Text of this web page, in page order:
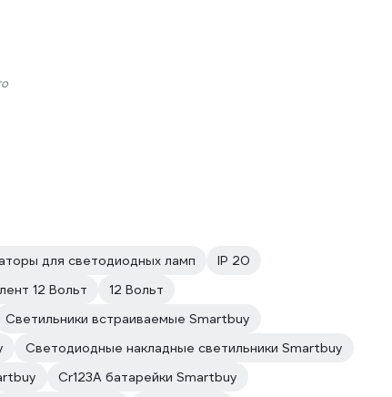
для светодиодных ламп
IP 20
12 Вольт
12 Вольт
Светильники встраиваемые Smartbuy
Светодиодные накладные светильники Smartbuy
Cr123A батарейки Smartbuy